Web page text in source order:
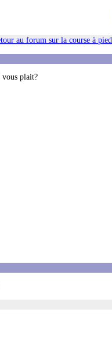
au forum sur la course à pied
vous plait?